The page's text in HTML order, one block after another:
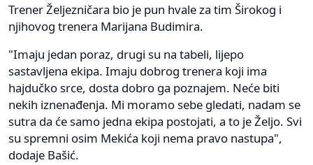
Trener Željezničara bio je pun hvale za tim Širokog i
njihovog trenera Marijana Budimira.
"Imaju jedan poraz, drugi su na tabeli, lijepo
sastavljena ekipa. Imaju dobrog trenera koji ima
hajdučko srce, dosta dobro ga poznajem. Neće biti
nekih iznenađenja. Mi moramo sebe gledati, nadam se
sutra da će samo jedna ekipa postojati, a to je Željo. Svi
su spremni osim Mekića koji nema pravo nastupa",
dodaje Bašić.